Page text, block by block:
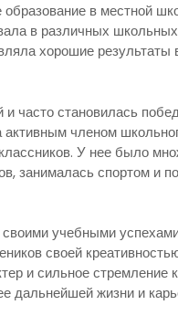
в местной
в различных
хорошие
часто становилась
членом
У нее было
занималась спортом и
учебными
своей
и сильное стремление
дальнейшей жизни и